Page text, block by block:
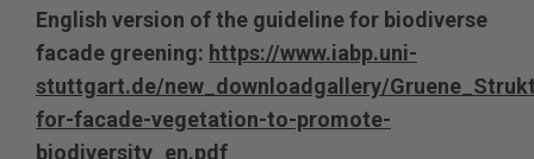
English version of the guideline for biodiverse
facade greening: https://www.iabp.uni-
stuttgart.de/new_downloadgallery/
for-facade-vegetation-to-promote-
biodiversity_en.pdf